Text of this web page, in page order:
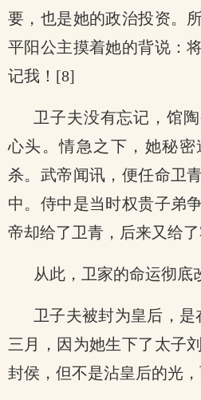
要，也是她的政治投资。
平阳公主摸着她的背说：
记我！[8]
卫子夫没有忘记，馆
心头。情急之下，她秘
杀。武帝闻讯，便任命卫
中。侍中是当时权贵子弟
帝却给了卫青，后来又给了
从此，卫家的命运彻底
卫子夫被封为皇后，是
三月，因为她生下了太子
封侯，但不是沾皇后的光，